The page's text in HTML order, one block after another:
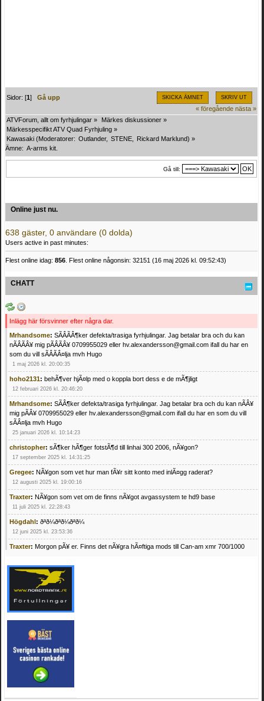
SKICKA ÄMNET SKRIV UT
Sidor: [1]Gå upp
« föregående nästa »
ATVForum, allt om fyrhjulingar » Märkes diskussioner »
Märkesspecifikt ATV Quad Fyrhjuling »
Kawasaki (Moderatorer: Outlander, STENE Rickard Marklund) »
Ämne: A-arms kit.
Gå till:
Online just nu.
638 gäster, 0 användare (0 dolda)
Users active in past minutes:
Flest online idag: 856 . Flest online någonsin: 32151 (16 maj 2026 kl. 09:52:43)
CHATT
Inlägg här försvinner efter några dar.
Mrhandsome: SÃÂÃÂ¶ker defekta/trasiga fyrhjulingar. Jag betalar bra och du kan
nÃÂÃÂ¥ mig pÃÂÃÂ¥ 0709955029 eller hv.alexandersson@gmail.com ifall du har en
som du vill sÃÂÃÂ¤lja mvh Hugo
1 maj 2026 kl. 20:00:35
hoho2131: behÃ¶ver hjÃ¤lp med o koppla bort dess e de mÃ¶jligt
12 februari 2026 kl. 20:46:20
Mrhandsome: SÃÂ¶ker defekta/trasiga fyrhjulingar. Jag betalar bra och du kan nÃÂ¥
mig pÃÂ¥ 0709955029 eller hv.alexandersson@gmail.com ifall du har en som du vill
sÃÂ¤lja mvh Hugo
25 januari 2026 kl. 10:14:23
christopher: sÃ¶ker hÃ¶ger fotstÃ¶d till linhai 300 2006, nÃ¥gon?
17 september 2025 kl. 14:31:25
Gregee: NÃ¥gon som vet hur man fÃ¥r sitt konto med inlÃ¤gg raderat?
12 augusti 2025 kl. 19:00:16
Traxter: NÃ¥gon som vet om de finns nÃ¥got avgassystem te hd9 base
11 juli 2025 kl. 22:28:43
Högdahl : ðªð¼ðªð¼ðªð¼
12 juni 2025 kl. 23:53:36
Traxter: Morgon pÃ¥ er. Finns det nÃ¥gra hÃ¤ftiga mods till Can-am xmr 700/1000
Mrhandsome:SÃ¶ker defekta/trasiga fyrhjulingar. Jag betalar bra och du kan nÃ¥ mig
pÃ¥ 0709955029 eller hv.alexandersson@gmail.com ifall du har en som du vill sÃ¤lja
mvh Hugo
21 februari 2025 kl. 09:25:52
4 februari 2025 kl. 19:20:50
Oscar5:44
4 februari 2025 kl. 19:15:36
Greger59:NÃ¤gon som vet har en Cetek 500 EFI
15 januari 2025 kl. 23:49:44
Mrhandsome:SÃÂ¶ker defekta/trasiga fyrhjulingar. Jag betalar bra och du kan nÃÂ¥